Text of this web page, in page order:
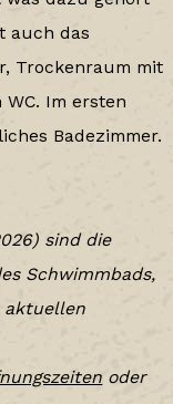
auch das
Trockenraum mit
Im ersten
Badezimmer.
sind die
Schwimmbads,
aktuellen
oder